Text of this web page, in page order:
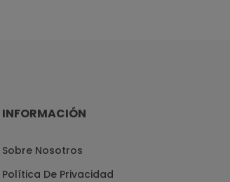
INFORMACIÓN
Sobre Nosotros
Política De Privacidad